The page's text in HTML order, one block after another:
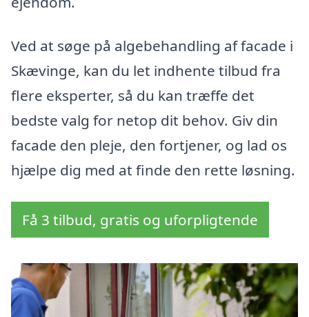
Ved at søge på algebehandling af facade i
Skævinge, kan du let indhente tilbud fra
flere eksperter, så du kan træffe det
bedste valg for netop dit behov. Giv din
facade den pleje, den fortjener, og lad os
hjælpe dig med at finde den rette løsning.
Få 3 tilbud, gratis og uforpligtende